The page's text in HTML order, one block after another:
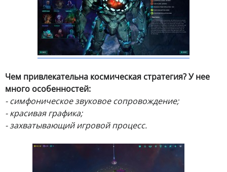
Чем привлекательна космическая стратегия? У нее
много особенностей:
- симфоническое звуковое сопровождение;
- красивая графика;
- захватывающий игровой процесс.